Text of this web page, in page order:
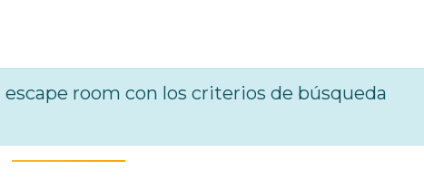
room con los criterios de búsqueda